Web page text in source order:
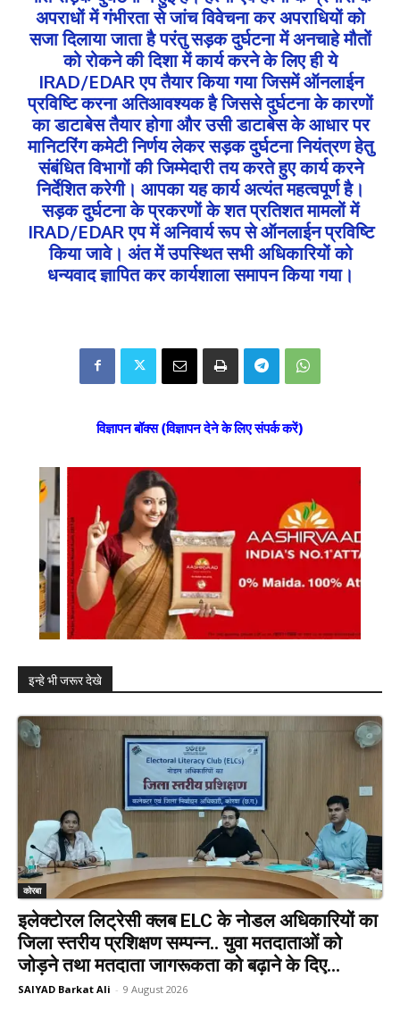
अपराधों में गंभीरता से जांच विवेचना कर अपराधियों को
सजा दिलाया जाता है परंतु सड़क दुर्घटना में अनचाहे मौतों
को रोकने की दिशा में कार्य करने के लिए ही ये
IRAD/EDAR एप तैयार किया गया जिसमें ऑनलाईन
प्रविष्टि करना अतिआवश्यक है जिससे दुर्घटना के कारणों
का डाटाबेस तैयार होगा और उसी डाटाबेस के आधार पर
मानिटरिंग कमेटी निर्णय लेकर सड़क दुर्घटना नियंत्रण हेतु
संबंधित विभागों की जिम्मेदारी तय करते हुए कार्य करने
निर्देशित करेगी। आपका यह कार्य अत्यंत महत्वपूर्ण है।
सड़क दुर्घटना के प्रकरणों के शत प्रतिशत मामलों में
IRAD/EDAR एप में अनिवार्य रूप से ऑनलाईन प्रविष्टि
किया जावे। अंत में उपस्थित सभी अधिकारियों को
धन्यवाद ज्ञापित कर कार्यशाला समापन किया गया।
विज्ञापन बॉक्स (विज्ञापन देने के लिए संपर्क करें)
इन्हे भी जरूर देखे
कोरबा
इलेक्टोरल लिट्रेसी क्लब ELC के नोडल अधिकारियों का
जिला स्तरीय प्रशिक्षण सम्पन्न.. युवा मतदाताओं को
जोड़ने तथा मतदाता जागरूकता को बढ़ाने के दिए...
SAIYAD Barkat Ali - 9 August 2026